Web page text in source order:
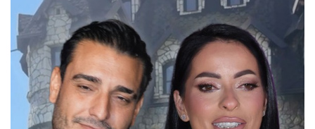
PARTIZAN OPET OSTAO BEZ
POJAČANjA: Loni Voker se vraća u
NBA ligu!